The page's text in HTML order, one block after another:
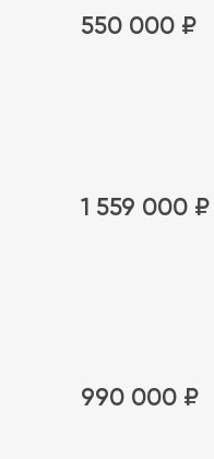
550 000 ₽
1 559 000 ₽
990 000 ₽